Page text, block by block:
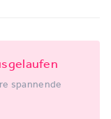
spannende